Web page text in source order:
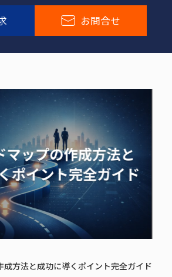
お問合せ
成方法と成功に導くポイント完全ガイド